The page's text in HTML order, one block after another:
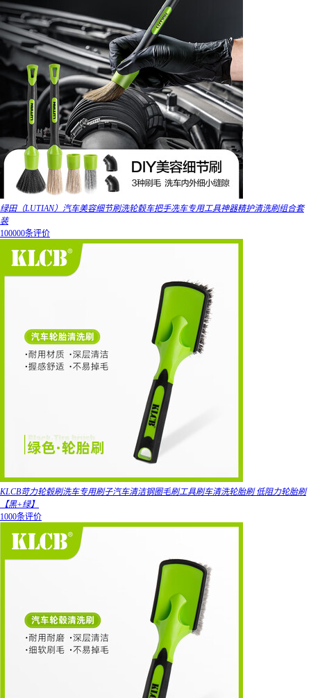
绿田（LUTIAN）汽车美容细节刷洗轮毂车把手冼车专用工具神器精护清洗刷组合套
装
100000条评价
KLCB苛力轮毂刷洗车专用刷子汽车清洁钢圈毛刷工具刷车清洗轮胎刷 低阻力轮胎刷
【黑+绿】
1000条评价